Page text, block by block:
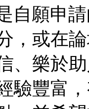
自願申
，或在
、樂於
驗豐富